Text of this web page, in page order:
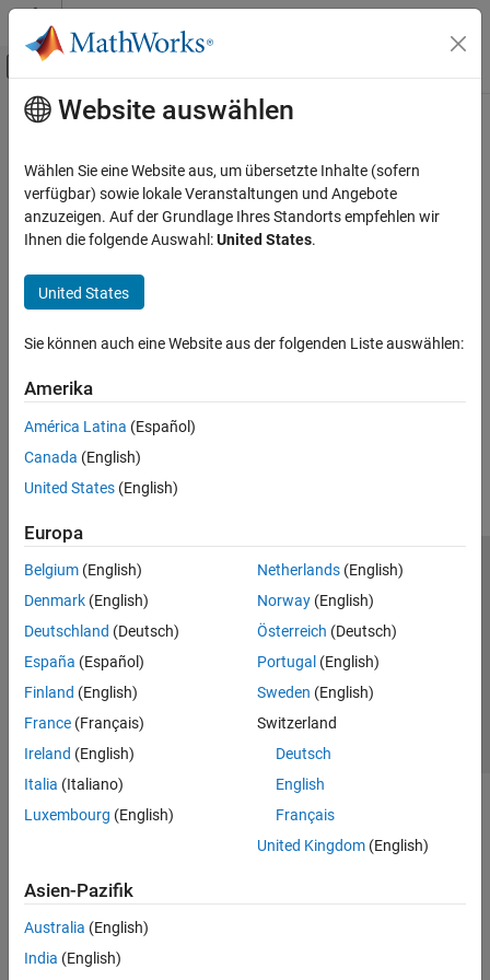
Weiter zum Inhalt
Umschaltung für Off-Canvas-
Startseite der Dokumentation
Hauptinhalt
How useful was this information?
Website auswählen
Wählen Sie eine Website aus, um übersetzte Inhalte (sofern
verfügbar) sowie lokale Veranstaltungen und Angebote
anzuzeigen. Auf der Grundlage Ihres Standorts empfehlen wir
Ihnen die folgende Auswahl:United States.
United States
Sie können auch eine Website aus der folgenden Liste auswählen:
Amerika
América Latina (Español)
Canada (English)
United States (English)
Europa
Belgium (English)
Denmark (English)
Deutschland (Deutsch)
España (Español)
Finland (English)
France (Français)
Ireland (English)
Italia (Italiano)
Luxembourg (English)
Netherlands(English)
Norway(English)
Österreich (Deutsch)
Portugal (English)
Sweden (English)
Switzerland
Deutsch
English
Français
United Kingdom(English)
Asien-Pazifik
Australia (English)
India (English)
Trust Center
Datenschutz-Richtlinien
Datendiebstahl verhindern
Status von Anwendungen
© 1994-2026 The MathWorks, Inc.
Website auswählen
Deutschland